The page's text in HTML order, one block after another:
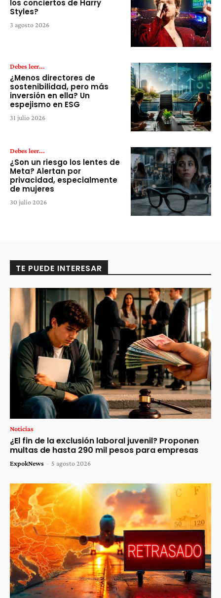
los conciertos de Harry
Styles?
3 agosto 2026
Debes leer...
¿Menos directores de
sostenibilidad, pero más
inversión en ella? Un
espejismo en ESG
31 julio 2026
Debes leer...
¿Son un riesgo los lentes de
Meta? Alertan por
privacidad, especialmente
de mujeres
30 julio 2026
TE PUEDE INTERESAR
Noticias
¿El fin de la exclusión laboral juvenil? Proponen
multas de hasta 290 mil pesos para empresas
ExpokNews - 5 agosto 2026